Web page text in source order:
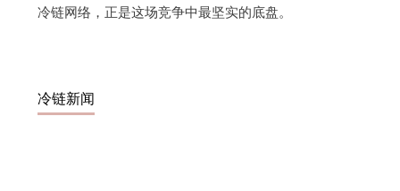
冷链网络，正是这场竞争中最坚实的底盘。
冷链新闻